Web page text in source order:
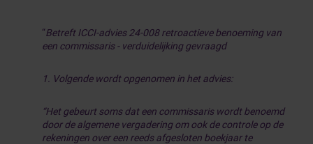
“Betreft ICCI-advies 24-008 retroactieve benoeming van
een commissaris - verduidelijking gevraagd
1. Volgende wordt opgenomen in het advies:
“Het gebeurt soms dat een commissaris wordt benoemd
door de algemene vergadering om ook de controle op de
rekeningen over een reeds afgesloten boekjaar te